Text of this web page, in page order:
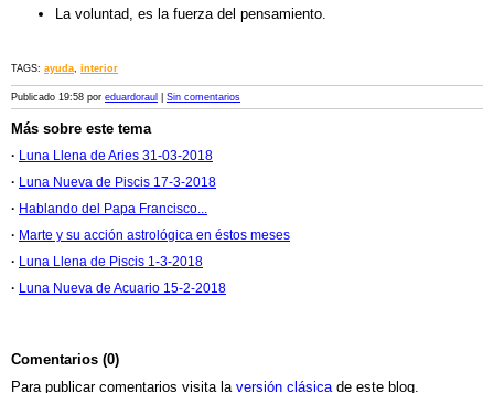
La voluntad, es la fuerza del pensamiento.
TAGS: ayuda, interior
Publicado 19:58 por eduardoraul Sin comentarios
Más sobre este tema
· Luna Llena de Aries 31-03-2018
· Luna Nueva de Piscis 17-3-2018
· Hablando del Papa Francisco...
· Marte y su acción astrológica en éstos meses
· Luna Llena de Piscis 1-3-2018
· Luna Nueva de Acuario 15-2-2018
Comentarios (0)
Para publicar comentarios visita la versión clásicade este blog.